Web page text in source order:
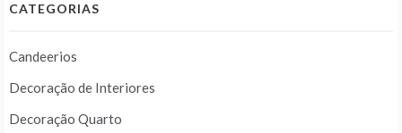
CATEGORIAS
Candeerios
Decoração de Interiores
Decoração Quarto